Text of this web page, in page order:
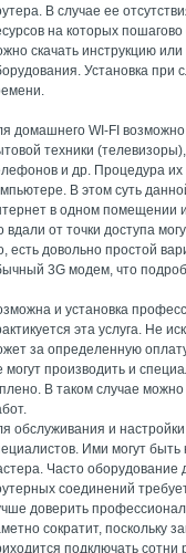
В случае ее
на которых
скачать инструкцию
Установка при
домашнего WI-FI возможно
техники
и др. Процедура их
В этом суть
в одном помещении
вдали от точки доступа
есть довольно простой
3G модем, что
и установка
эта услуга. Не
за определенную
могут производить и
В таком случае
обслуживания и
Ими могут
Часто оборудование
соединений
доверить
сократит, поскольку
подключать сотни